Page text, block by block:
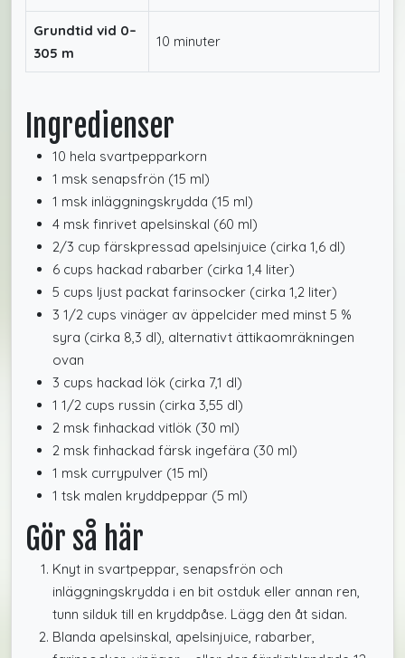
Grundtid vid 0–
305 m
10 minuter
Ingredienser
10 hela svartpepparkorn
1 msk senapsfrön (15 ml)
1 msk inläggningskrydda (15 ml)
4 msk finrivet apelsinskal (60 ml)
2/3 cup färskpressad apelsinjuice (cirka 1,6 dl)
6 cups hackad rabarber (cirka 1,4 liter)
5 cups ljust packat farinsocker (cirka 1,2 liter)
3 1/2 cups vinäger av äppelcider med minst 5 %
syra (cirka 8,3 dl), alternativt ättikaomräkningen
ovan
3 cups hackad lök (cirka 7,1 dl)
1 1/2 cups russin (cirka 3,55 dl)
2 msk finhackad vitlök (30 ml)
2 msk finhackad färsk ingefära (30 ml)
1 msk currypulver (15 ml)
1 tsk malen kryddpeppar (5 ml)
Gör så här
Knyt in svartpeppar, senapsfrön och
inläggningskrydda i en bit ostduk eller annan ren,
tunn silduk till en kryddpåse. Lägg den åt sidan.
Blanda apelsinskal, apelsinjuice, rabarber,